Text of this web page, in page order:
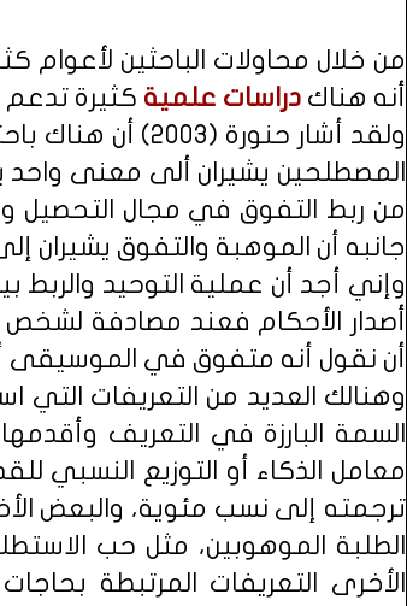
من خلال محاولات الباحثين لأعوام
أنه هناك دراسات علمية كثيرة تدعم كل
ولقد أشار
المصطلحين يشيران ألى معنى واحد
من ربط التفوق في مجال التحصيل
جانبه أن الموهبة والتفوق يشيران
وإني أجد أن عملية التوحيد
أصدار الأحكام فعند مصادفة
أن نقول أنه متفوق في الموسيقى
وهنالك العديد من التعريفات
السمة البارزة في التعريف
معامل الذكاء أو التوزيع النسبي
ترجمته إلى نسب مئوية، والبعض
الطلبة الموهوبين، مثل حب
الأخرى التعريفات المرتبطة